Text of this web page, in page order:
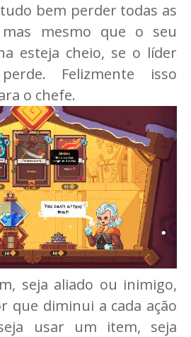
bem perder todas as
mas mesmo que o seu
esteja cheio, se o líder
Felizmente isso
o chefe.
seja aliado ou inimigo,
que diminui a cada ação
usar um item, seja